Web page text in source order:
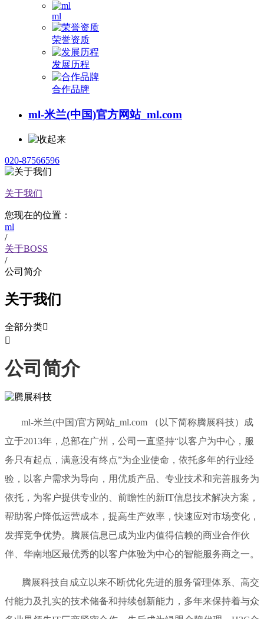
ml
荣誉资质
发展历程
合作品牌
ml-米兰(中国)官方网站_ml.com
020-87566596
关于我们
您现在的位置：
ml
/
关于BOSS
/
公司简介
关于我们
全部分类

公司简介
ml-米兰(中国)官方网站_ml.com （以下简称腾展科技）成
立于2013年，总部在广州，公司一直坚持“以客户为中心，服
务只有起点，满意没有终点”为企业使命，依托多年的行业经
验，以客户需求为导向，用优质产品、专业技术和完善服务为
依托，为客户提供专业的、前瞻性的新IT信息技术解决方案，
帮助客户降低运营成本，提高生产效率，快速应对市场变化，
发挥竞争优势。腾展信息已成为业内值得信赖的商业合作伙
伴、华南地区最优秀的以客户体验为中心的智能服务商之一。
腾展科技自成立以来不断优化先进的服务管理体系、高交
付能力及扎实的技术储备和持续创新能力，多年来保持着与众